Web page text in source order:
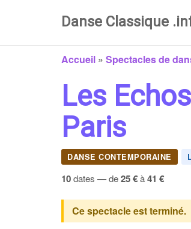
Danse Classique
Accueil » Spectacles de
Les
Paris
DANSE CONTEMPORAINE
10dates — de25 €à41 €
Ce spectacle est terminé.